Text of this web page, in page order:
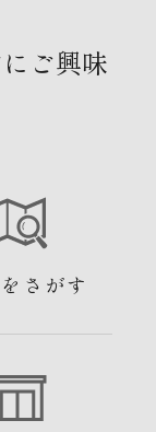
ご興味
さがす